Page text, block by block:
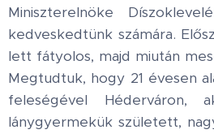
Miniszterelnöke
kedveskedtünk számára.
lett fátyolos, majd miután
Megtudtuk, hogy 21 évesen
feleségével
lánygyermekük született,